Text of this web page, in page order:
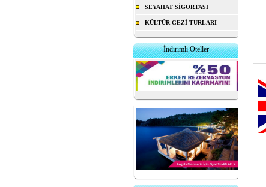
SEYAHAT SİGORTASI
KÜLTÜR GEZİ TURLARI
İndirimli Oteller